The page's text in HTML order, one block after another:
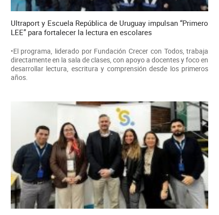
Ultraport y Escuela República de Uruguay impulsan “Primero
LEE” para fortalecer la lectura en escolares
•El programa, liderado por Fundación Crecer con Todos, trabaja
directamente en la sala de clases, con apoyo a docentes y foco en
desarrollar lectura, escritura y comprensión desde los primeros
años.